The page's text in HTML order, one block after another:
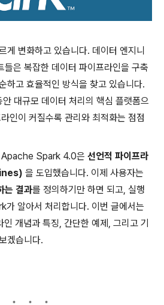
게 변화하고 있습니다. 데이터 엔지니
들은 복잡한 데이터 파이프라인을 구축
하고 효율적인 방식을 찾고 있습니다.
대규모 데이터 처리의 핵심 플랫폼으
인이 커질수록 관리와 최적화는 점점
Apache Spark 4.0은 선언적 파이프라
을 도입했습니다. 이제 사용자는
는 결과를 정의하기만 하면 되고, 실행
가 알아서 처리합니다. 이번 글에서는
개념과 특징, 간단한 예제, 그리고 기
겠습니다.